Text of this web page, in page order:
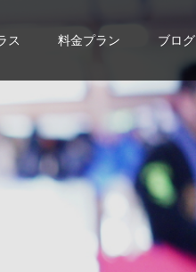
ス 料金プラン ブログ